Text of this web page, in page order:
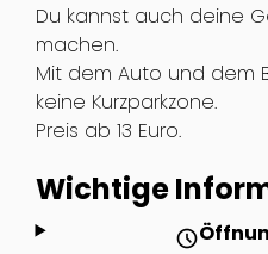
Du kannst auch deine
machen.
Mit dem Auto und dem
keine Kurzparkzone.
Preis ab 13 Euro.
Wichtige
schedule